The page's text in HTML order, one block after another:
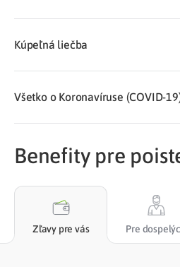
Kúpeľná liečba
Všetko o Koronavíruse (COVID-
Benefity pre
Zľavy pre vás Pre